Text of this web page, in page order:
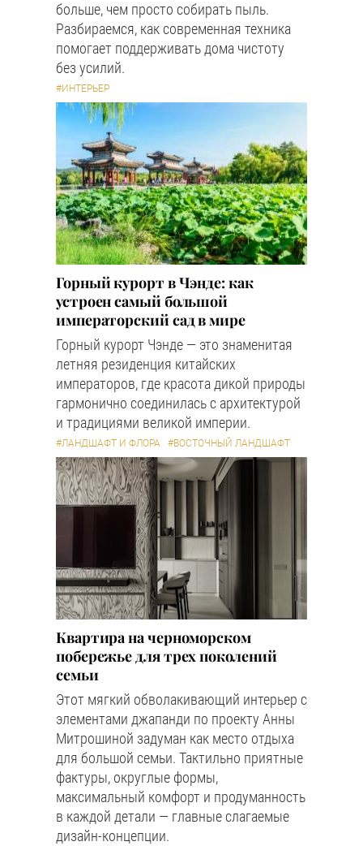
больше, чем просто собирать пыль.
Разбираемся, как современная техника
помогает поддерживать дома чистоту
без усилий.
#ИНТЕРЬЕР
Горный курорт в Чэнде: как
устроен самый большой
императорский сад в мире
Горный курорт Чэнде — это знаменитая
летняя резиденция китайских
императоров, где красота дикой природы
гармонично соединилась с архитектурой
и традициями великой империи.
#ЛАНДШАФТ И ФЛОРА #ВОСТОЧНЫЙ ЛАНДШАФТ
Квартира на черноморском
побережье для трех поколений
семьи
Этот мягкий обволакивающий интерьер с
элементами джапанди по проекту Анны
Митрошиной задуман как место отдыха
для большой семьи. Тактильно приятные
фактуры, округлые формы,
максимальный комфорт и продуманность
в каждой детали — главные слагаемые
дизайн-концепции.